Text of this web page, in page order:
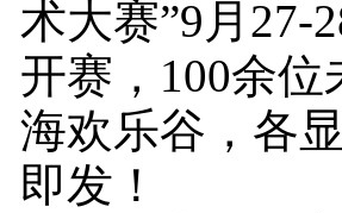
术大赛”9月27-
开赛，100余
海欢乐谷，各
即发！